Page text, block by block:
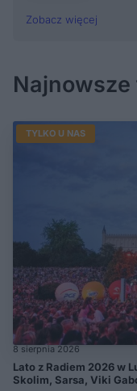
Zobacz więcej
TYLKO U NAS
8 sierpnia 2026
Lato z Radiem 2026 w
Skolim, Sarsa, Viki